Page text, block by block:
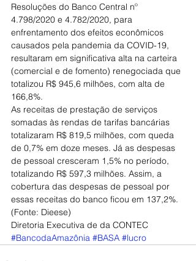
Resoluções do Banco Central nº
4.798/2020 e 4.782/2020, para
enfrentamento dos efeitos econômicos
causados pela pandemia da COVID-19,
resultaram em significativa alta na carteira
(comercial e de fomento) renegociada que
totalizou R$ 945,6 milhões, com alta de
166,8%.
As receitas de prestação de serviços
somadas às rendas de tarifas bancárias
totalizaram R$ 819,5 milhões, com queda
de 0,7% em doze meses. Já as despesas
de pessoal cresceram 1,5% no período,
totalizando R$ 597,3 milhões. Assim, a
cobertura das despesas de pessoal por
essas receitas do banco ficou em 137,2%.
(Fonte: Dieese)
Diretoria Executiva de da CONTEC
#BancodaAmazônia #BASA #lucro